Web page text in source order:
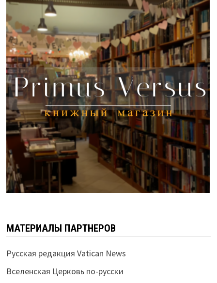
МАТЕРИАЛЫ ПАРТНЕРОВ
Русская редакция Vatican News
Вселенская Церковь по-русски